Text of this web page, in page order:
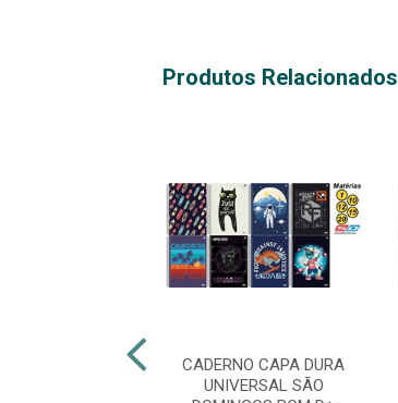
Produtos Relacionados
CADERNO CAPA DURA
UNIVERSAL SÃO